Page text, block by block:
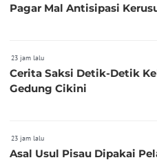
Pagar Mal Antisipasi
23 jam lalu
Cerita Saksi Detik-Detik
Gedung Cikini
23 jam lalu
Asal Usul Pisau Dipakai